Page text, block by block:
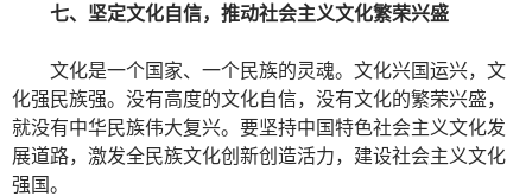
七、坚定文化自信，推动社会主义文化繁荣兴盛
文化是一个国家、一个民族的灵魂。文化兴国运兴，文
化强民族强。没有高度的文化自信，没有文化的繁荣兴盛，
就没有中华民族伟大复兴。要坚持中国特色社会主义文化发
展道路，激发全民族文化创新创造活力，建设社会主义文化
强国。